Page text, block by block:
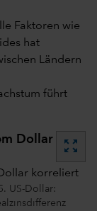
Faktoren wie
hat
Ländern
führt
Dollar
zoom_out_map
US-Dollar: